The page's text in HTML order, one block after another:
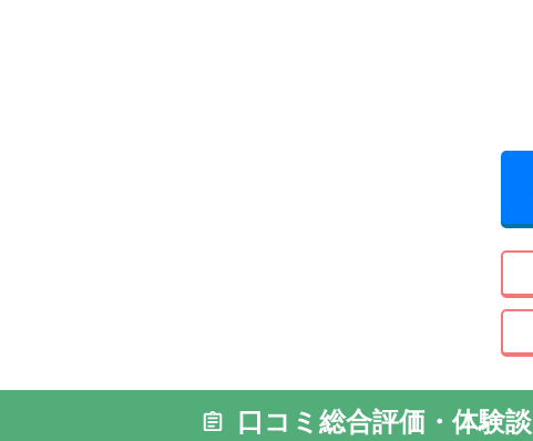
口コミ総合評価・体験談